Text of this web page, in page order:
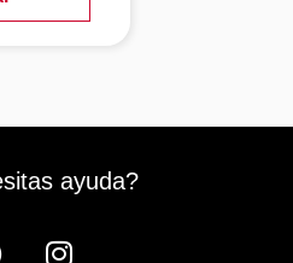
ayuda?